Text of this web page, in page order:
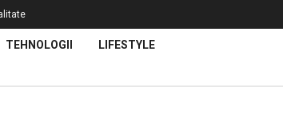
TEHNOLOGII LIFESTYLE